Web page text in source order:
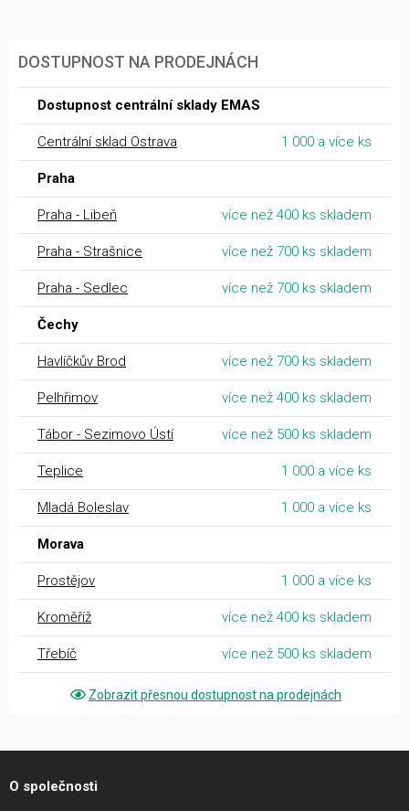
DOSTUPNOST NA PRODEJNÁCH
Dostupnost centrální sklady EMAS
Centrální sklad Ostrava 1 000 a více ks
Praha
Praha - Libeň více než 400 ks skladem
Praha - Strašnice více než 700 ks skladem
Praha - Sedlec více než 700 ks skladem
Čechy
Havlíčkův Brod více než 700 ks skladem
Pelhřimov více než 400 ks skladem
Tábor - Sezimovo Ústí více než 500 ks skladem
Teplice 1 000 a více ks
Mladá Boleslav 1 000 a více ks
Morava
Prostějov 1 000 a více ks
Kroměříž více než 400 ks skladem
Třebíč více než 500 ks skladem
Zobrazit přesnou dostupnost na prodejnách
O společnosti